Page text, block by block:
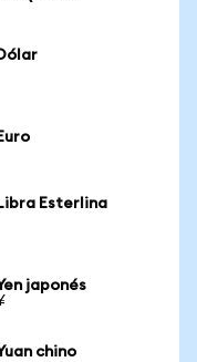
Esterlina
japonés
chino